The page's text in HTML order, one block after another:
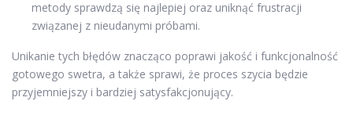
metody sprawdzą się najlepiej oraz uniknąć frustracji
związanej z nieudanymi próbami.
Unikanie tych błędów znacząco poprawi jakość i funkcjonalność
gotowego swetra, a także sprawi, że proces szycia będzie
przyjemniejszy i bardziej satysfakcjonujący.